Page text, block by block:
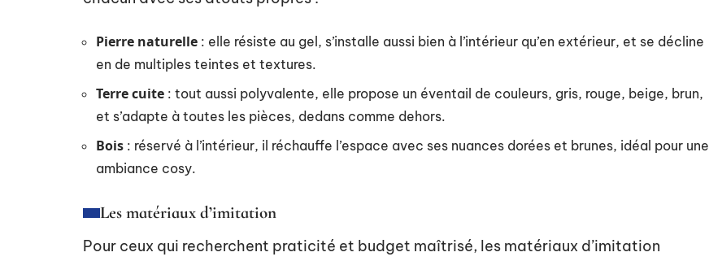
Pierre naturelle : elle résiste au gel, s’installe aussi bien à l’intérieur qu’en extérieur, et se décline
en de multiples teintes et textures.
Terre cuite : tout aussi polyvalente, elle propose un éventail de couleurs, gris, rouge, beige, brun,
et s’adapte à toutes les pièces, dedans comme dehors.
Bois : réservé à l’intérieur, il réchauffe l’espace avec ses nuances dorées et brunes, idéal pour une
ambiance cosy.
Les matériaux d’imitation
Pour ceux qui recherchent praticité et budget maîtrisé, les matériaux d’imitation